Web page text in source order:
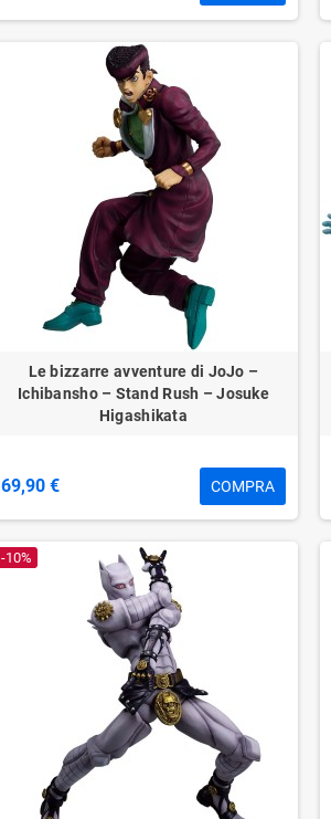
Le bizzarre avventure di JoJo –
Ichibansho – Stand Rush – Josuke
Higashikata
69,90 € COMPRA
-10%